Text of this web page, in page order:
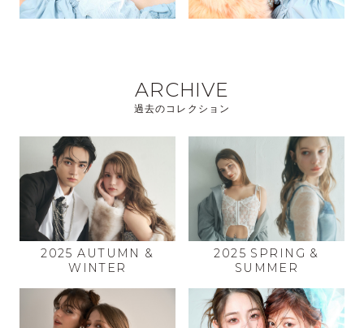
ARCHIVE
過去のコレクション
2025 AUTUMN &
WINTER
2025 SPRING &
SUMMER